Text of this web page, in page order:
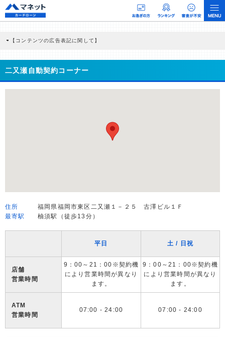
【コンテンツの広告表記に関して】
商品を根拠なくPRするものではなく、当編集部の調査／ユーザーへの口コミ収集な
どに基づき、公平性を担保した情報提供を行っています。
>提携企業一覧
二又瀬自動契約コーナー
住所
福岡県福岡市東区二又瀬１－２５ 古澤ビル１Ｆ
最寄駅
柚須駅（徒歩13分）
平日 土 / 日祝
店舗
営業時間
9：00～21：00※契約機
により営業時間が異なり
ます。
9：00～21：00※契約機
により営業時間が異なり
ます。
ATM
営業時間
07:00 - 24:00 07:00 - 24:00